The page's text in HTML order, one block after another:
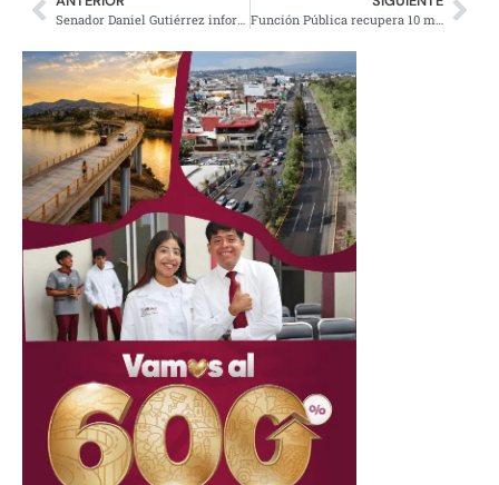
Senador Daniel Gutiérrez informó a través de sus redes que dio positivo a Covid-19 Función Pública recupera 10 mil mdp de recursos sin comprobar